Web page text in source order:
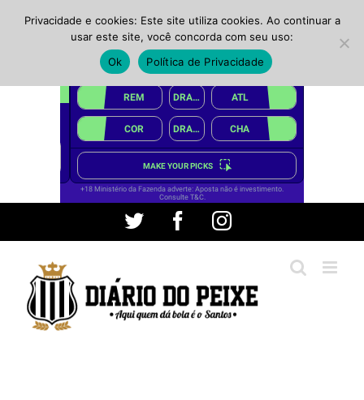
conteúdo
Twitter FacebookInstagram
Privacidade e cookies: Este site utiliza cookies. Ao continuar a
usar este site, você concorda com seu uso:
Ok
Política de Privacidade